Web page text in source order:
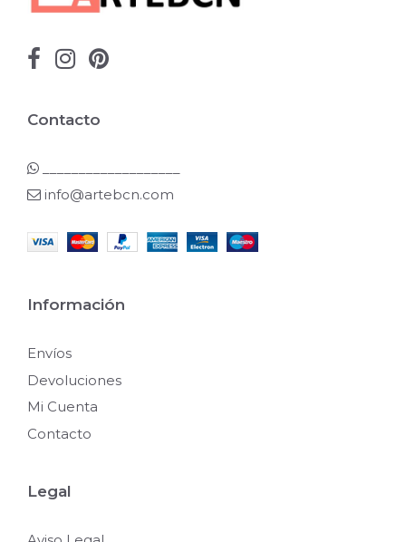
Contacto
info@artebcn.com
Información
Envíos
Devoluciones
Mi Cuenta
Contacto
Legal